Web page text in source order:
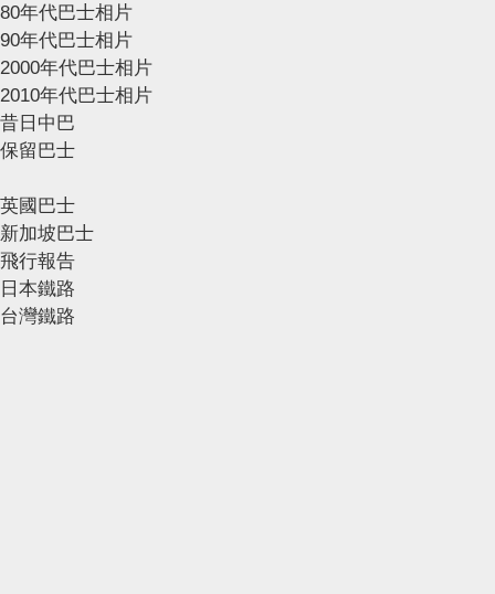
80年代巴士相片
90年代巴士相片
2000年代巴士相片
2010年代巴士相片
昔日中巴
保留巴士
英國巴士
新加坡巴士
飛行報告
日本鐵路
台灣鐵路